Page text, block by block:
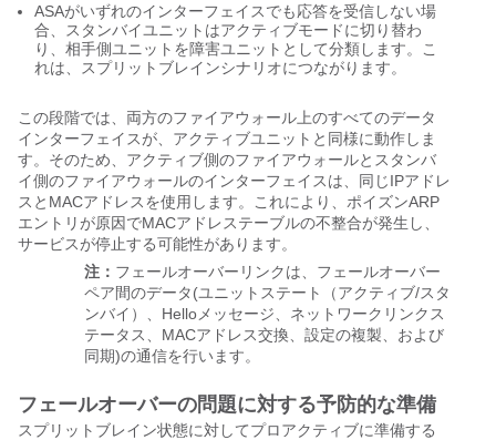
ASAがいずれのインターフェイスでも応答を受信しない場
合、スタンバイユニットはアクティブモードに切り替わ
り、相手側ユニットを障害ユニットとして分類します。こ
れは、スプリットブレインシナリオにつながります。
この段階では、両方のファイアウォール上のすべてのデータ
インターフェイスが、アクティブユニットと同様に動作しま
す。そのため、アクティブ側のファイアウォールとスタンバ
イ側のファイアウォールのインターフェイスは、同じIPアドレ
スとMACアドレスを使用します。これにより、ポイズンARP
エントリが原因でMACアドレステーブルの不整合が発生し、
サービスが停止する可能性があります。
注： フェールオーバーリンクは、フェールオーバー
ペア間のデータ(ユニットステート（アクティブ/スタ
ンバイ）、Helloメッセージ、ネットワークリンクス
テータス、MACアドレス交換、設定の複製、および
同期)の通信を行います。
フェールオーバーの問題に対する予防的な準備
スプリットブレイン状態に対してプロアクティブに準備する